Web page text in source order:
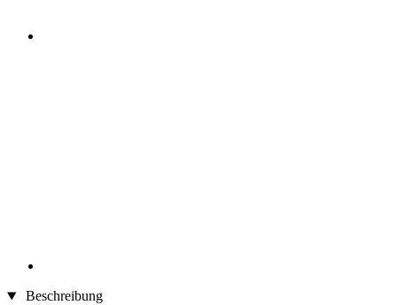
Beschreibung